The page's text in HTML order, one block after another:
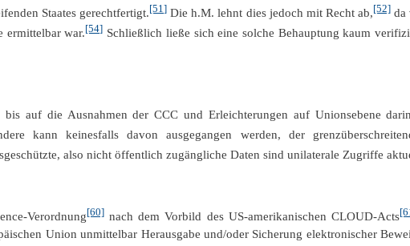
Staates gerechtfertigt.[51] Die h.M. lehnt dies jedoch mit Recht ab,[52]da
ermittelbar war.[54] Schließlich ließe sich eine solche Behauptung kaum
auf die Ausnahmen der CCC und Erleichterungen auf Unionsebene
kann keinesfalls davon ausgegangen werden, der
also nicht öffentlich zugängliche Daten sind unilaterale Zugriffe
Verordnung[60]nach dem Vorbild des US-amerikanischen CLOUD-Acts
Union unmittelbar Herausgabe und/oder Sicherung elektronischer